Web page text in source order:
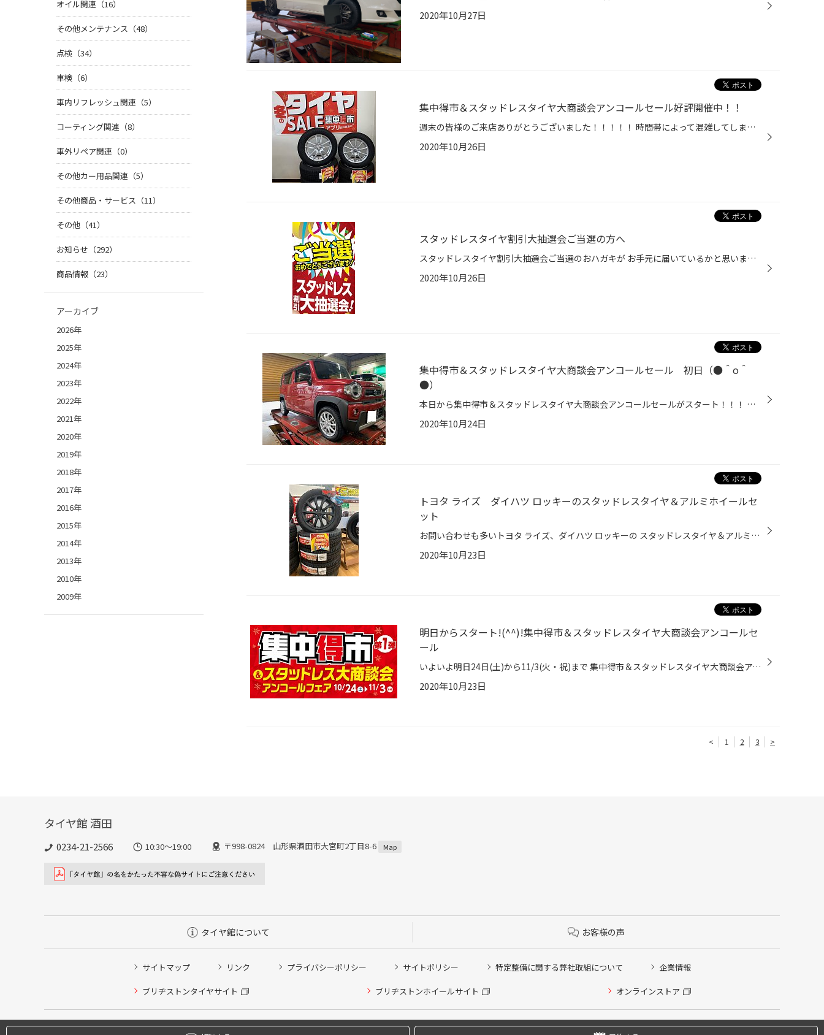
2020年10月27日
集中得市＆スタッドレスタイヤ大商談会アンコールセール好評開催中！！
週末の皆様のご来店ありがとうございました！！！！！ 時間帯によって混雑してしまい お待たせしてしまった皆様には大変申し訳ありませんでした。 現在タイヤ館酒田は休まず営業中です（●＾o＾●） 平日も皆様のご来店をお待ちしております！ 集中得市スタートの2日間はスタッドレスタイヤの購入や ...
2020年10月26日
スタッドレスタイヤ割引大抽選会ご当選の方へ
スタッドレスタイヤ割引大抽選会ご当選のおハガキが お手元に届いているかと思います（●＾o＾●） 有効期限は10月31日(土)までとなっておりますので 是非期間中でのご来店、ご相談お待ちしております!(^^)!
2020年10月26日
集中得市＆スタッドレスタイヤ大商談会アンコールセール 初日（●＾o＾
●）
本日から集中得市＆スタッドレスタイヤ大商談会アンコールセールがスタート！！！ 終日皆様のご来店誠にありがとうございました!(^^)! ご注文頂いたスタッドレスタイヤやアルミホイールは 直ぐにご用意にかかりますね(*´ω｀*) 本日は履き替え作業も実施させていただきました。 写真はハスラー ブリ...
2020年10月24日
トヨタ ライズ ダイハツ ロッキーのスタッドレスタイヤ＆アルミホイールセ
ット
お問い合わせも多いトヨタ ライズ、ダイハツ ロッキーの スタッドレスタイヤ＆アルミホイールセット（●＾o＾●） ご紹介させて頂くのは 17インチセットです。 タイヤ 195/60R17 ブリザックVRX2 ブリヂストンアルミホイール BALMINUM(バルミナ) TR10 お色は マットブラック NEWです!(^^)! ご注文頂き...
2020年10月23日
明日からスタート!(^^)!集中得市＆スタッドレスタイヤ大商談会アンコールセ
ール
いよいよ明日24日(土)から11/3(火・祝)まで 集中得市＆スタッドレスタイヤ大商談会アンコールセールが 始まります!(^^)! 冬の準備はこの期間で！！！！ 徐々に履き替えも始まり、冬も もう間近・・ お買い得なスタッドレスタイヤやアルミホイールセット 冬の必需品 冬用ワイパーやスノーブラシなど...
2020年10月23日
< 1 2 3 >
オイル関連（16）
その他メンテナンス（48）
点検（34）
車検（6）
車内リフレッシュ関連（5）
コーティング関連（8）
車外リペア関連（0）
その他カー用品関連（5）
その他商品・サービス（11）
その他（41）
お知らせ（292）
商品情報（23）
アーカイブ
2026年
2025年
2024年
2023年
2022年
2021年
2020年
2019年
2018年
2017年
2016年
2015年
2014年
2013年
2010年
2009年
タイヤ館 酒田
0234-21-2566 10:30～19:00 〒998-0824 山形県酒田市大宮町2丁目8-6 Map
タイヤ館について お客様の声
サイトマップ リンク プライバシーポリシー サイトポリシー 特定整備に関する弊社取組について 企業情報
ブリヂストンタイヤサイト ブリヂストンホイールサイト オンラインストア
タイヤ点検・安全点検/タイヤ履き替え/オイル交換/その他ピット作業の予約
クローク契約会員専用タイヤ履き替え※タイヤ履き替えを希望のクローク契約会員の方はこちらを選択ください
本日のタイヤ履き替え順番待ち予約 ※クローク契約会員の方はご利用いただけません